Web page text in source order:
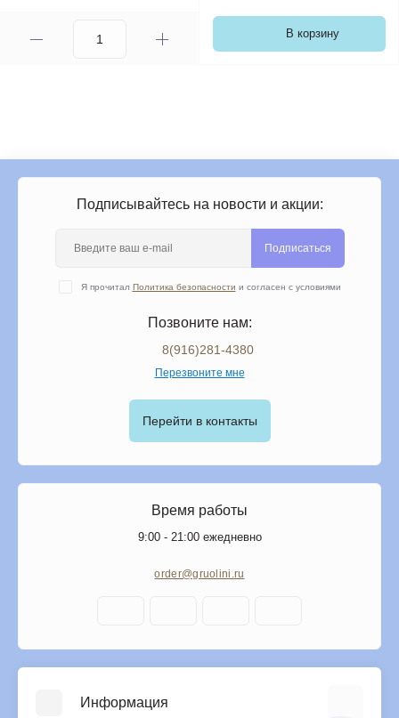
В корзину
Подписывайтесь на новости и акции:
Подписаться
Я прочитал Политика безопасности и согласен с условиями
Позвоните нам:
8(916)281-4380
Перезвоните мне
Перейти в контакты
Время работы
9:00 - 21:00 ежедневно
order@gruolini.ru
Информация